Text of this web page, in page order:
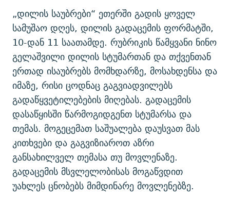
ᲡᲞᲝᲠᲢᲘ
ᲜᲘᲙᲝᲡ ᲞᲝᲓᲙᲐᲡᲢᲘ
60 ᲓᲔᲪᲘᲑᲔᲚᲘ
ᲒᲐᲜᲙᲘᲗᲮᲕᲘᲡ ᲓᲦᲔ
ᲓᲘᲚᲘᲡ ᲡᲐᲣᲑᲠᲔᲑᲘ
ᲛᲝᲚᲐᲞᲐᲠᲐᲙᲔ ᲢᲔᲥᲡᲢᲔᲑᲘ
ᲨᲘᲜ - ᲣᲪᲮᲝᲔᲗᲨᲘ
ᲚᲘᲢᲔᲠᲐᲢᲣᲠᲣᲚᲘ ᲬᲐᲮᲜᲐᲒᲔᲑᲘ
ᲐᲛᲔᲠᲘᲙᲣᲚᲘ ᲛᲝᲗᲮᲠᲝᲑᲐ
ᲘᲛᲞᲔᲠᲘᲐ ᲓᲐ ᲠᲐᲓᲘᲝ
ᲗᲐᲕᲘᲡᲣᲤᲚᲔᲑᲘᲡ ᲛᲝᲜᲘᲢᲝᲠᲘ
ᲤᲔᲜᲝᲕᲐᲜᲘ - 2.10
ᲗᲥᲕᲔᲜᲘ ᲞᲣᲑᲚᲘᲙᲐᲪᲘᲔᲑᲘ
ᲞᲠᲝᲔᲥᲢᲔᲑᲘ
ᲣᲙᲠᲐᲘᲜᲐᲨᲘ ᲓᲐᲦᲣᲞᲣᲚᲘ ᲥᲐᲠᲗᲕᲔᲚᲘ ᲛᲔᲑᲠᲫᲝᲚᲔᲑᲘ - 2022
ᲓᲐᲛᲝᲣᲙᲘᲓᲔᲑᲚᲝᲑᲘᲡ 100 ᲬᲔᲚᲘ
ᲩᲔᲛᲘ ᲡᲘᲙᲕᲓᲘᲚᲘᲡ ᲛᲘᲖᲔᲖᲘᲐ COVID-19
11 ᲬᲔᲚᲘ - 11 ᲐᲛᲑᲐᲕᲘ
ᲡᲐᲞᲐᲠᲚᲐᲛᲔᲜᲢᲝ ᲐᲠᲩᲔᲕᲜᲔᲑᲘᲡ ᲘᲡᲢᲝᲠᲘᲐ
ᲑᲐᲕᲨᲕᲔᲑᲘ ᲞᲠᲝᲡᲢᲘᲢᲣᲪᲘᲐᲨᲘ - ᲐᲛᲝᲣᲗᲥᲛᲔᲚᲘ ᲐᲛᲑᲐᲕᲘ
5 ᲐᲛᲑᲐᲕᲘ - 20 ᲘᲕᲜᲘᲡᲡ ᲓᲐᲨᲐᲕᲔᲑᲣᲚᲔᲑᲘ
ᲐᲒᲕᲘᲡᲢᲝᲡ ᲝᲛᲘ
ПРИВЕТ ᲙᲣᲚᲢᲣᲠᲐ
ЭХО КАВКАЗА
ᲒᲐᲛᲝᲘᲬᲔᲠᲔ
რთე/რთ-ის ყველა საიტი
„დილის საუბრები“ ეთერში გადის ყოველ
სამუშაო დღეს, დილის გადაცემის ფორმატში,
10-დან 11 საათამდე. რუბრიკის წამყვანი ნინო
გელაშვილი დილის სტუმართან და თქვენთან
ერთად ისაუბრებს მომხდარზე, მოსახდენსა და
იმაზე, რისი ცოდნაც გაგვიადვილებს
გადაწყვეტილებების მიღებას. გადაცემის
დასაწყისში წარმოგიდგენთ სტუმარსა და
თემას. მოგეცემათ საშუალება დაუსვათ მას
კითხვები და გაგვიზიაროთ აზრი
განსახილველ თემასა თუ მოვლენაზე.
გადაცემის მსვლელობისას მოგაწვდით
უახლეს ცნობებს მიმდინარე მოვლენებზე.